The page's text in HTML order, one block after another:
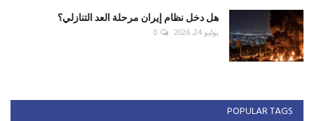
هل دخل نظام إيران مرحلة العد التنازلي؟
يوليو 24, 2026 0
POPULAR TAGS